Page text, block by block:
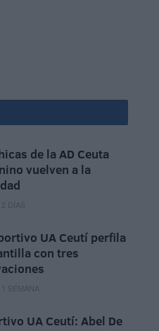
de la AD Ceuta
vuelven a la
DÍAS
UA Ceutí perfila
con tres
SEMANA
UA Ceutí: Abel De